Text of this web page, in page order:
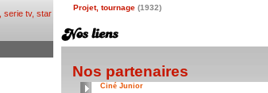
serie tv, star
Projet, tournage (1932)
Nos partenaires
Ciné Junior